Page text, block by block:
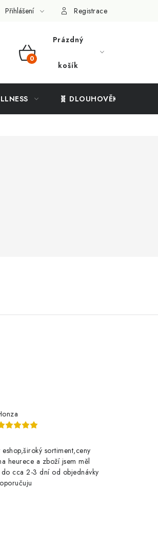
Přihlášení Registrace
NÁKUPNÍ
Prázdný
košík
🧬 DLOUHOVĚKOST
eshop,široký sortiment,ceny
heurece a zboží jsem měl
do cca 2-3 dní od objednávky